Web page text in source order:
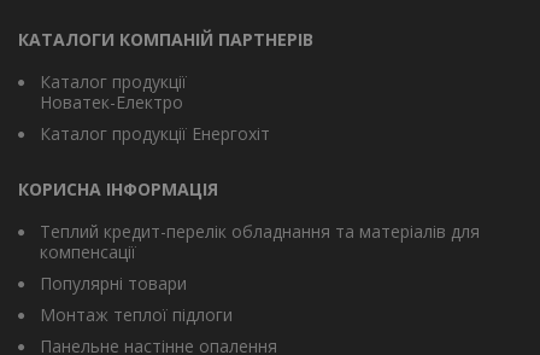
КАТАЛОГИ КОМПАНІЙ ПАРТНЕРІВ
Каталог продукції
Новатек-Електро
Каталог продукції Енергохіт
КОРИСНА ІНФОРМАЦІЯ
Теплий кредит-перелік обладнання та матеріалів для
компенсації
Популярні товари
Монтаж теплої підлоги
Панельне настінне опалення